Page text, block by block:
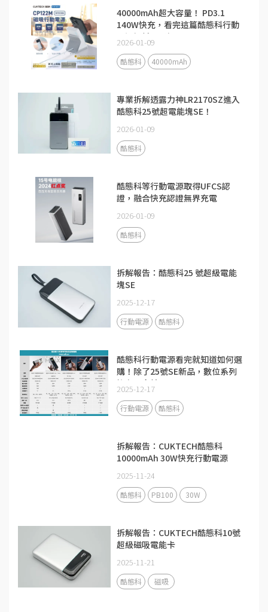
40000mAh超大容量！ PD3.1
140W快充，看完這篇酷態科行動
電源解析更了解
2026-01-09
酷態科 40000mAh
專業拆解透露力神LR2170SZ進入
酷態科25號超電能塊SE！
2026-01-09
酷態科
酷態科等行動電源取得UFCS認
證，融合快充認證無界充電
2026-01-09
酷態科
拆解報告：酷態科25 號超級電能
塊SE
2025-12-17
行動電源 酷態科
酷態科行動電源看完就知道如何選
購！除了25號SE新品，數位系列
擁有更多精品
2025-12-17
行動電源 酷態科
拆解報告：CUKTECH酷態科
10000mAh 30W快充行動電源
2025-11-24
酷態科 PB100 30W
拆解報告：CUKTECH酷態科10號
超級磁吸電能卡
2025-11-21
酷態科 磁吸